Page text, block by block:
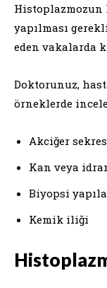
yapılması
eden vakalarda
Doktorunuz,
örneklerde
Akciğer
Kan veya
Biyopsi
Kemik iliği